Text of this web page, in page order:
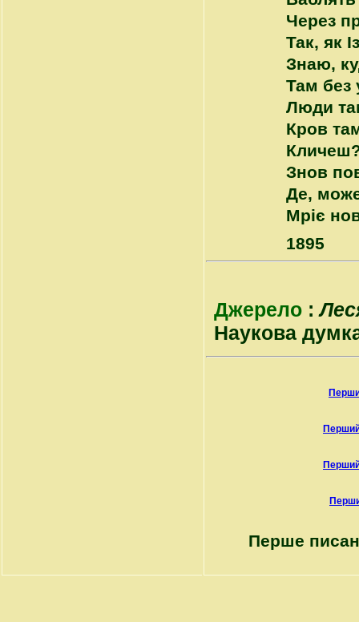
Через
Так, як
Знаю,
Там без
Люди
Кров
Знов
Де,
Мріє
1895
Джерело :
Наукова
Перше